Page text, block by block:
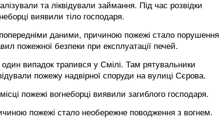
та ліквідували займання. Під час розвідки
виявили тіло господаря.
даними, причиною пожежі стало порушення
пожежної безпеки при експлуатації печей.
випадок трапився у Смілі. Там рятувальники
пожежу надвірної споруди на вулиці Сєрова.
пожежі вогнеборці виявили загиблого господаря.
пожежі стало необережне поводження з вогнем.